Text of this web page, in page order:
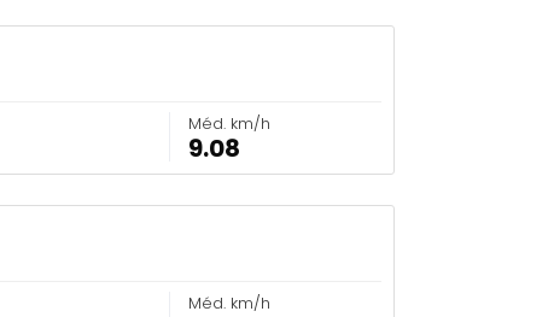
Méd. km/h
9.08
Méd. km/h